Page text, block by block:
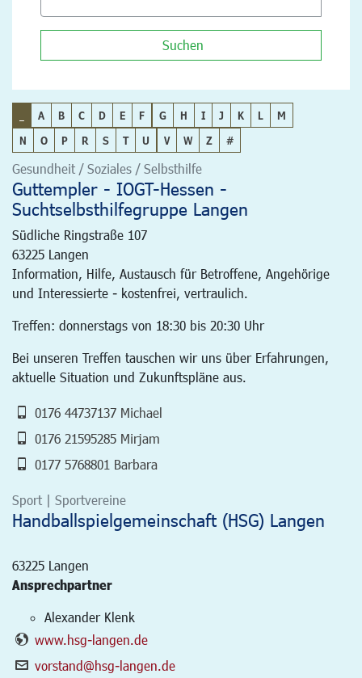
Suchen
A B C D E F G H I J K L
M
N
O P R S T U V W Z #
Gesundheit / Soziales / Selbsthilfe
Guttempler - IOGT-Hessen -
Suchtselbsthilfegruppe Langen
Südliche Ringstraße 107
63225 Langen
Information, Hilfe, Austausch für Betroffene, Angehörige
und Interessierte - kostenfrei, vertraulich.
Treffen: donnerstags von 18:30 bis 20:30 Uhr
Bei unseren Treffen tauschen wir uns über Erfahrungen,
aktuelle Situation und Zukunftspläne aus.
0176 44737137 Michael
0176 21595285 Mirjam
0177 5768801 Barbara
Sport | Sportvereine
Handballspielgemeinschaft (HSG) Langen
63225 Langen
Ansprechpartner
Alexander Klenk
www.hsg-langen.de
vorstand@hsg-langen.de